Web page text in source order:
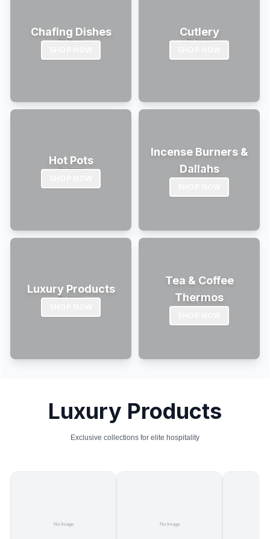
Chafing Dishes Cutlery
Hot Pots
Incense Burners &
Dallahs
Luxury Products
Tea & Coffee
Thermos
Luxury Products
Exclusive collections for elite hospitality